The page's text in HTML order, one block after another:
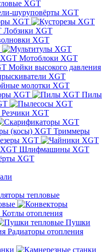
XGT
шуруповёрты XGT
XGT
Лобзики XGT
XGT
Мотоблоки XGT
Мойки высокого давления
XGT
молотки XGT
XGT
Пилы
Резчики XGT
Триммеры
XGT
Шлифмашины XGT
XGT
тепловые
Котлы отопления
Пушки
Радиаторы отопления